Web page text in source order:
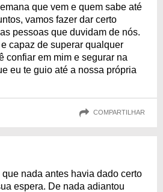
que vem e quem sabe até
vamos fazer dar certo
pessoas que duvidam de nós.
capaz de superar qualquer
confiar em mim e segurar na
eu te guio até a nossa própria
COMPARTILHAR
nada antes havia dado certo
espera. De nada adiantou